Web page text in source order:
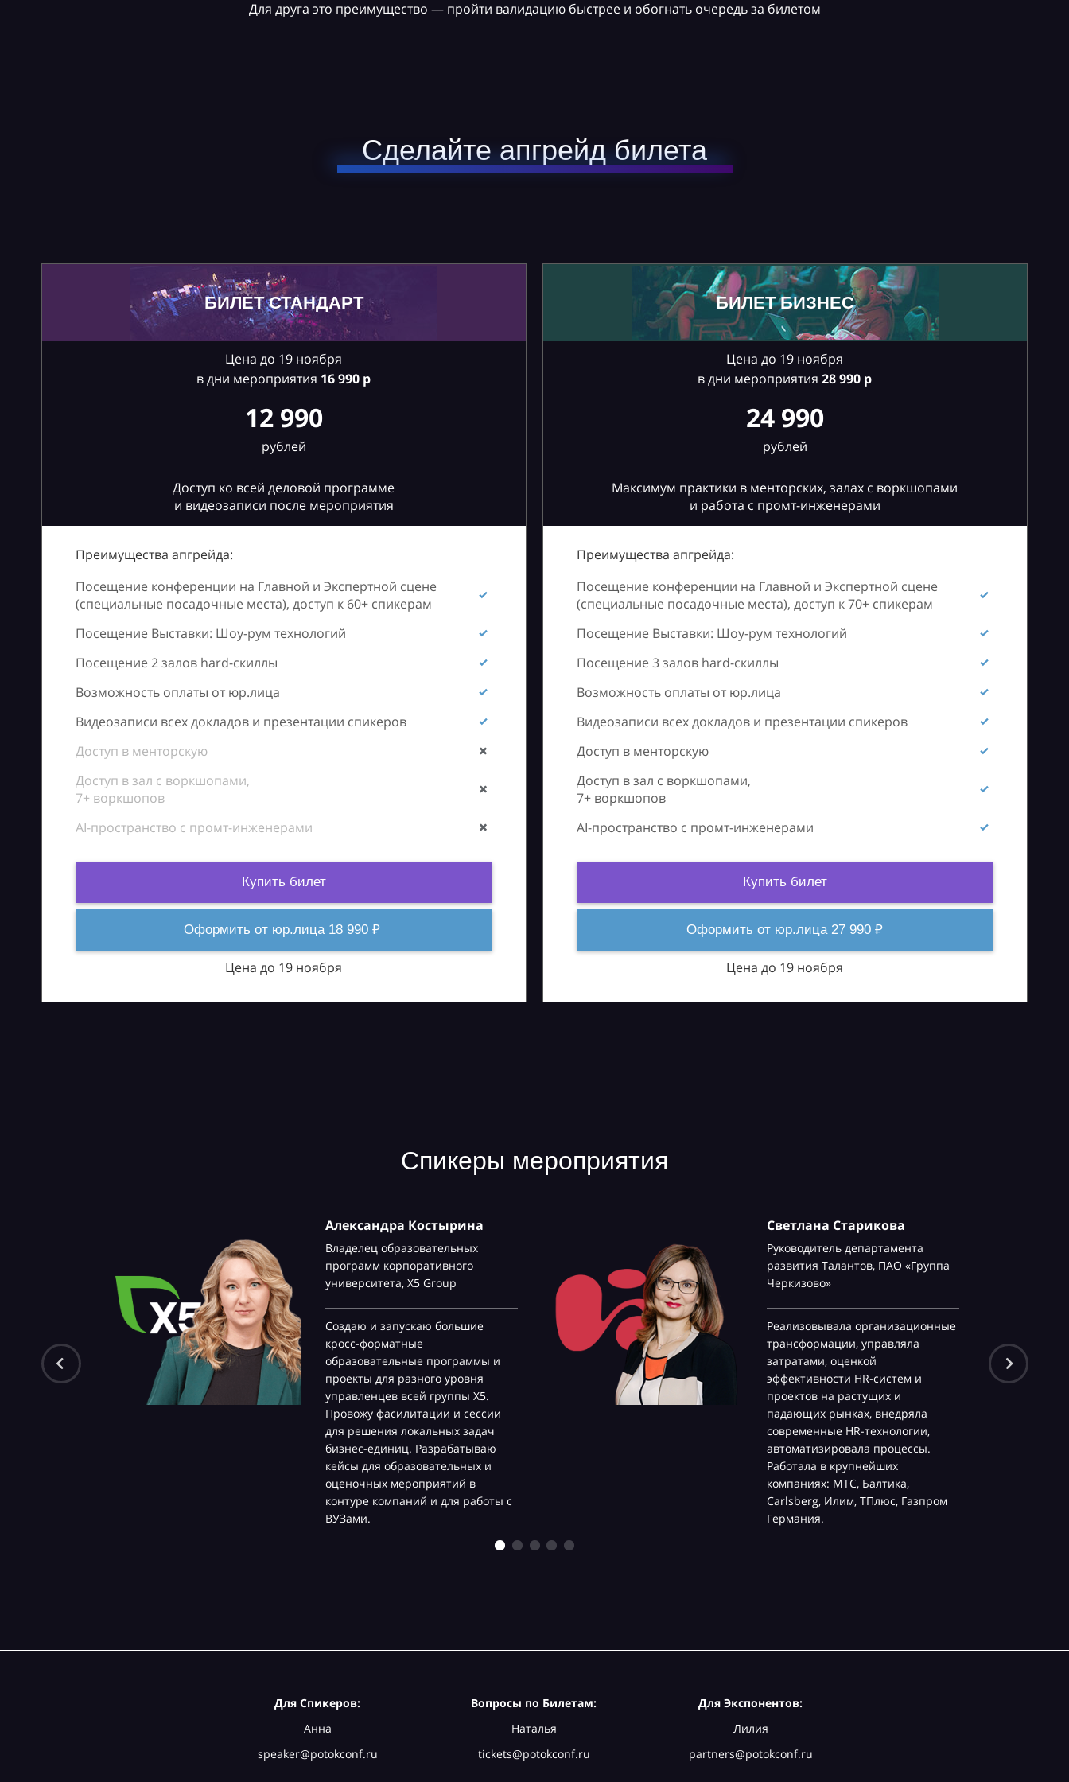
Для друга это преимущество — пройти валидацию быстрее и обогнать очередь за билетом
Сделайте апгрейд билета
БИЛЕТ СТАНДАРТ
Цена до 19 ноября
в дни мероприятия 16990 р
12 990
рублей
Доступ ко всей деловой программе
и видеозаписи после мероприятия
Преимущества апгрейда:
Посещение конференции на Главной и Экспертной сцене
(специальные посадочные места), доступ к 60+ спикерам
Посещение Выставки: Шоу-рум технологий
Посещение 2 залов hard-скиллы
Возможность оплаты от юр.лица
Видеозаписи всех докладов и презентации спикеров
Доступ в менторскую
Доступ в зал с воркшопами,
7+ воркшопов
AI-пространство с промт-инженерами
Купить билет
Оформить от юр.лица 18 990 ₽
Цена до 19 ноября
БИЛЕТ БИЗНЕС
Цена до 19 ноября
в дни мероприятия 28990 р
24 990
рублей
Максимум практики в менторских, залах с воркшопами
и работа с промт-инженерами
Преимущества апгрейда:
Посещение конференции на Главной и Экспертной сцене
(специальные посадочные места), доступ к 70+ спикерам
Посещение Выставки: Шоу-рум технологий
Посещение 3 залов hard-скиллы
Возможность оплаты от юр.лица
Видеозаписи всех докладов и презентации спикеров
Доступ в менторскую
Доступ в зал с воркшопами,
7+ воркшопов
AI-пространство с промт-инженерами
Купить билет
Оформить от юр.лица 27 990 ₽
Цена до 19 ноября
Спикеры мероприятия
Александра Костырина
Владелец образовательных
программ корпоративного
университета, Х5 Group
Создаю и запускаю большие
кросс-форматные
образовательные программы и
проекты для разного уровня
управленцев всей группы Х5.
Провожу фасилитации и сессии
для решения локальных задач
бизнес-единиц. Разрабатываю
кейсы для образовательных и
оценочных мероприятий в
контуре компаний и для работы с
ВУЗами.
Светлана Старикова
Руководитель департамента
развития Талантов, ПАО «Группа
Черкизово»
Реализовывала организационные
трансформации, управляла
затратами, оценкой
эффективности HR-систем и
проектов на растущих и
падающих рынках, внедряла
современные HR-технологии,
автоматизировала процессы.
Работала в крупнейших
компаниях: МТС, Балтика,
Carlsberg, Илим, ТПлюс, Газпром
Германия.
Для Спикеров:
Анна
speaker@potokconf.ru
Вопросы по Билетам:
Наталья
tickets@potokconf.ru
Для Экспонентов:
Лилия
partners@potokconf.ru